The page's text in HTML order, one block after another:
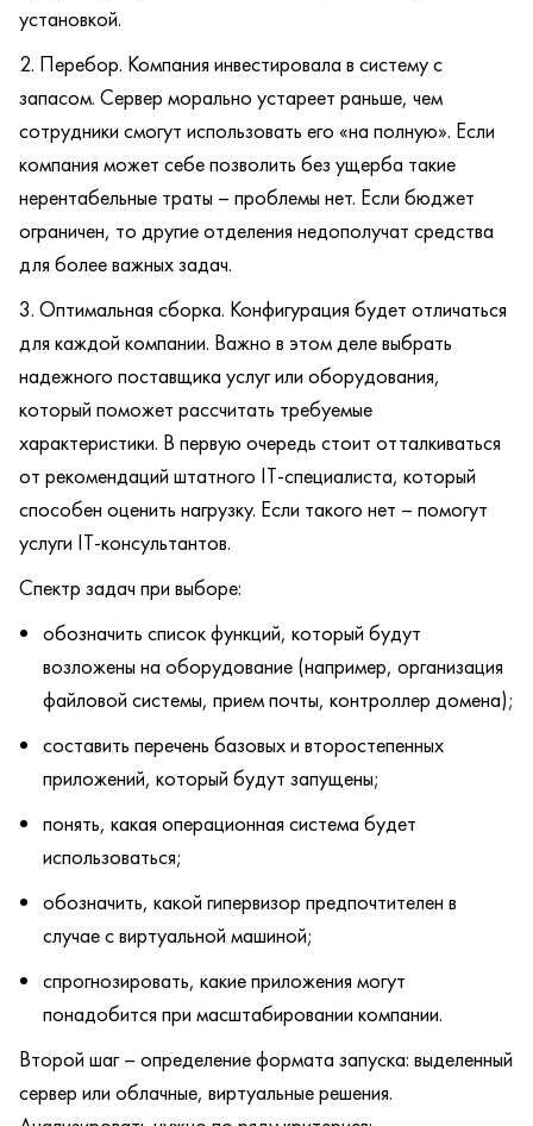
установкой.
Перебор. Компания инвестировала в систему с
запасом. Сервер морально устареет раньше, чем
сотрудники смогут использовать его «на полную». Если
компания может себе позволить без ущерба такие
нерентабельные траты – проблемы нет. Если бюджет
ограничен, то другие отделения недополучат средства
для более важных задач.
Оптимальная сборка. Конфигурация будет отличаться
для каждой компании. Важно в этом деле выбрать
надежного поставщика услуг или оборудования,
который поможет рассчитать требуемые
характеристики. В первую очередь стоит отталкиваться
от рекомендаций штатного IT-специалиста, который
способен оценить нагрузку. Если такого нет – помогут
услуги IT-консультантов.
Спектр задач при выборе:
обозначить список функций, который будут
возложены на оборудование (например, организация
файловой системы, прием почты, контроллер домена);
составить перечень базовых и второстепенных
приложений, который будут запущены;
понять, какая операционная система будет
использоваться;
обозначить, какой гипервизор предпочтителен в
случае с виртуальной машиной;
спрогнозировать, какие приложения могут
понадобится при масштабировании компании.
Второй шаг – определение формата запуска: выделенный
сервер или облачные, виртуальные решения.